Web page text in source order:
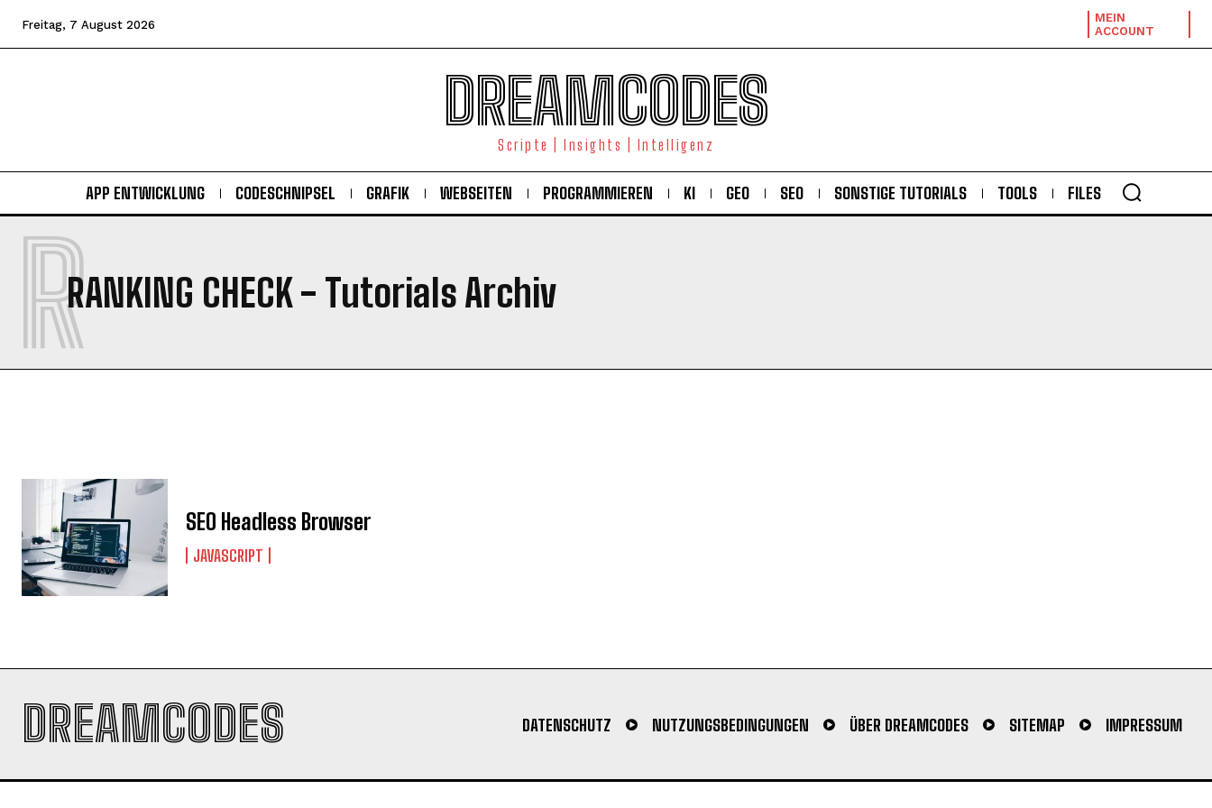
Freitag, 7 August 2026
MEIN
ACCOUNT
DREAMCODES
Scripte | Insights | Intelligenz
APP ENTWICKLUNG CODESCHNIPSEL GRAFIK WEBSEITEN PROGRAMMIEREN KI GEO SEO SONSTIGE TUTORIALS TOOLS FILES
RANKING CHECK
R - Tutorials Archiv
SEO Headless Browser
JAVASCRIPT
DREAMCODES DATENSCHUTZ NUTZUNGSBEDINGUNGEN ÜBER DREAMCODES SITEMAP IMPRESSUM